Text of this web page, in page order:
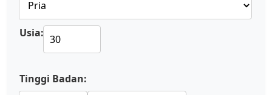
Usia:
Tinggi Badan: